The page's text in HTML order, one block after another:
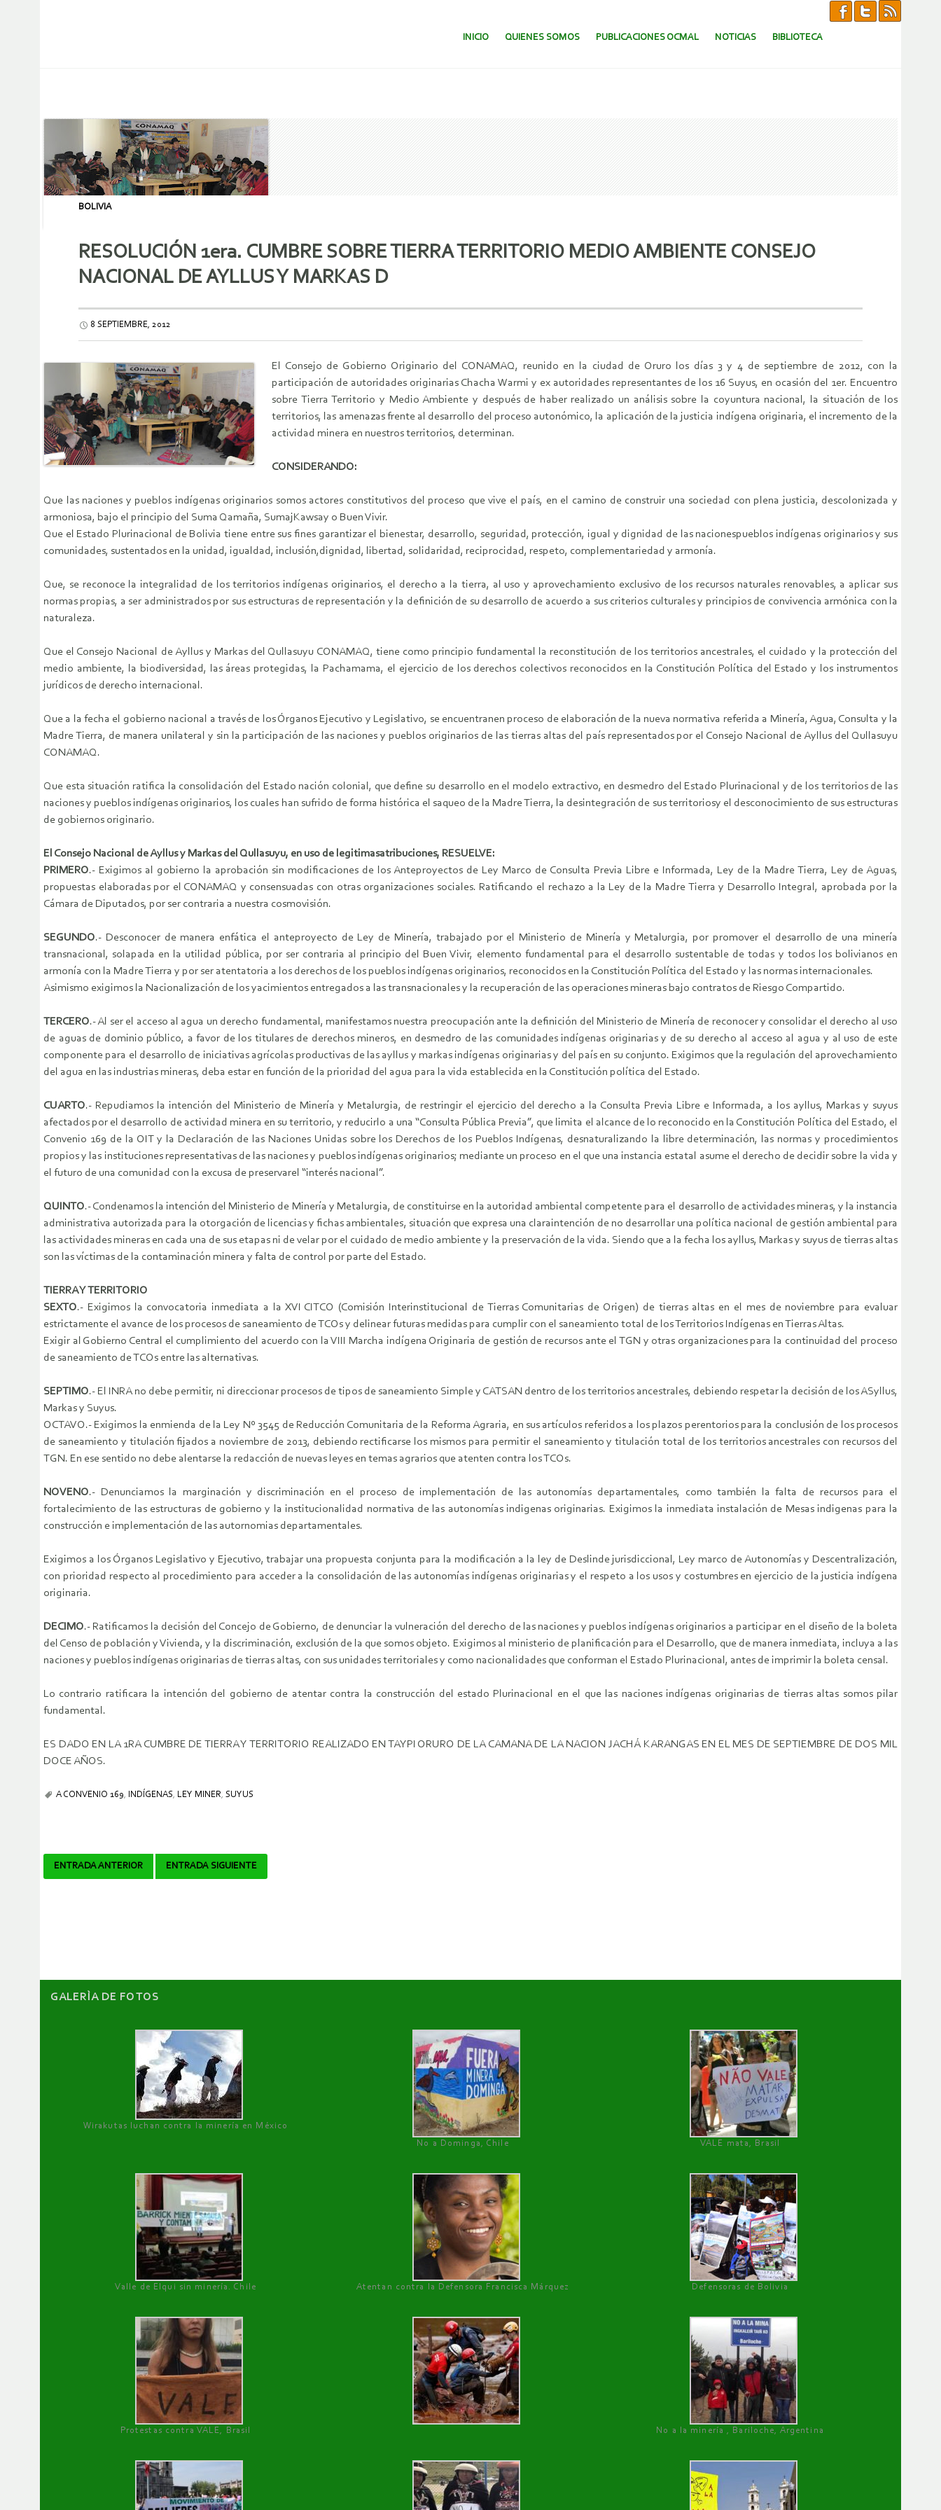
SALTAR AL CONTENIDO.
INICIO QUIENES SOMOS PUBLICACIONES OCMAL NOTICIAS BIBLIOTECA
BOLIVIA
RESOLUCIÓN 1era. CUMBRE SOBRE TIERRA TERRITORIO MEDIO AMBIENTE CONSEJO
NACIONAL DE AYLLUS Y MARKAS D
8 SEPTIEMBRE, 2012
El Consejo de Gobierno Originario del CONAMAQ, reunido en la ciudad de Oruro los días 3 y 4 de septiembre de 2012, con la
participación de autoridades originarias Chacha Warmi y ex autoridades representantes de los 16 Suyus, en ocasión del 1er. Encuentro
sobre Tierra Territorio y Medio Ambiente y después de haber realizado un análisis sobre la coyuntura nacional, la situación de los
territorios, las amenazas frente al desarrollo del proceso autonómico, la aplicación de la justicia indígena originaria, el incremento de la
actividad minera en nuestros territorios, determinan.
CONSIDERANDO:
Que las naciones y pueblos indígenas originarios somos actores constitutivos del proceso que vive el país, en el camino de construir una sociedad con plena justicia, descolonizada y
armoniosa, bajo el principio del Suma Qamaña, SumajKawsay o Buen Vivir.
Que el Estado Plurinacional de Bolivia tiene entre sus fines garantizar el bienestar, desarrollo, seguridad, protección, igual y dignidad de las nacionespueblos indígenas originarios y sus
comunidades, sustentados en la unidad, igualdad, inclusión,dignidad, libertad, solidaridad, reciprocidad, respeto, complementariedad y armonía.
Que, se reconoce la integralidad de los territorios indígenas originarios, el derecho a la tierra, al uso y aprovechamiento exclusivo de los recursos naturales renovables, a aplicar sus
normas propias, a ser administrados por sus estructuras de representación y la definición de su desarrollo de acuerdo a sus criterios culturales y principios de convivencia armónica con la
naturaleza.
Que el Consejo Nacional de Ayllus y Markas del Qullasuyu CONAMAQ, tiene como principio fundamental la reconstitución de los territorios ancestrales, el cuidado y la protección del
medio ambiente, la biodiversidad, las áreas protegidas, la Pachamama, el ejercicio de los derechos colectivos reconocidos en la Constitución Política del Estado y los instrumentos
jurídicos de derecho internacional.
Que a la fecha el gobierno nacional a través de los Órganos Ejecutivo y Legislativo, se encuentranen proceso de elaboración de la nueva normativa referida a Minería, Agua, Consulta y la
Madre Tierra, de manera unilateral y sin la participación de las naciones y pueblos originarios de las tierras altas del país representados por el Consejo Nacional de Ayllus del Qullasuyu
CONAMAQ.
Que esta situación ratifica la consolidación del Estado nación colonial, que define su desarrollo en el modelo extractivo, en desmedro del Estado Plurinacional y de los territorios de las
naciones y pueblos indígenas originarios, los cuales han sufrido de forma histórica el saqueo de la Madre Tierra, la desintegración de sus territoriosy el desconocimiento de sus estructuras
de gobiernos originario.
El Consejo Nacional de Ayllus y Markas del Qullasuyu, en uso de legitimasatribuciones, RESUELVE:
PRIMERO.- Exigimos al gobierno la aprobación sin modificaciones de los Anteproyectos de Ley Marco de Consulta Previa Libre e Informada, Ley de la Madre Tierra, Ley de Aguas,
propuestas elaboradas por el CONAMAQ y consensuadas con otras organizaciones sociales. Ratificando el rechazo a la Ley de la Madre Tierra y Desarrollo Integral, aprobada por la
Cámara de Diputados, por ser contraria a nuestra cosmovisión.
SEGUNDO.- Desconocer de manera enfática el anteproyecto de Ley de Minería, trabajado por el Ministerio de Minería y Metalurgia, por promover el desarrollo de una minería
transnacional, solapada en la utilidad pública, por ser contraria al principio del Buen Vivir, elemento fundamental para el desarrollo sustentable de todas y todos los bolivianos en
armonía con la Madre Tierra y por ser atentatoria a los derechos de los pueblos indígenas originarios, reconocidos en la Constitución Política del Estado y las normas internacionales.
Asimismo exigimos la Nacionalización de los yacimientos entregados a las transnacionales y la recuperación de las operaciones mineras bajo contratos de Riesgo Compartido.
TERCERO.- Al ser el acceso al agua un derecho fundamental, manifestamos nuestra preocupación ante la definición del Ministerio de Minería de reconocer y consolidar el derecho al uso
de aguas de dominio público, a favor de los titulares de derechos mineros, en desmedro de las comunidades indígenas originarias y de su derecho al acceso al agua y al uso de este
componente para el desarrollo de iniciativas agrícolas productivas de las ayllus y markas indígenas originarias y del país en su conjunto. Exigimos que la regulación del aprovechamiento
del agua en las industrias mineras, deba estar en función de la prioridad del agua para la vida establecida en la Constitución política del Estado.
CUARTO.- Repudiamos la intención del Ministerio de Minería y Metalurgia, de restringir el ejercicio del derecho a la Consulta Previa Libre e Informada, a los ayllus, Markas y suyus
afectados por el desarrollo de actividad minera en su territorio, y reducirlo a una “Consulta Pública Previa”, que limita el alcance de lo reconocido en la Constitución Política del Estado, el
Convenio 169 de la OIT y la Declaración de las Naciones Unidas sobre los Derechos de los Pueblos Indígenas, desnaturalizando la libre determinación, las normas y procedimientos
propios y las instituciones representativas de las naciones y pueblos indígenas originarios; mediante un proceso en el que una instancia estatal asume el derecho de decidir sobre la vida y
el futuro de una comunidad con la excusa de preservarel “interés nacional”.
QUINTO.- Condenamos la intención del Ministerio de Minería y Metalurgia, de constituirse en la autoridad ambiental competente para el desarrollo de actividades mineras, y la instancia
administrativa autorizada para la otorgación de licencias y fichas ambientales, situación que expresa una claraintención de no desarrollar una política nacional de gestión ambiental para
las actividades mineras en cada una de sus etapas ni de velar por el cuidado de medio ambiente y la preservación de la vida. Siendo que a la fecha los ayllus, Markas y suyus de tierras altas
son las víctimas de la contaminación minera y falta de control por parte del Estado.
TIERRA Y TERRITORIO
SEXTO.- Exigimos la convocatoria inmediata a la XVI CITCO (Comisión Interinstitucional de Tierras Comunitarias de Origen) de tierras altas en el mes de noviembre para evaluar
estrictamente el avance de los procesos de saneamiento de TCOs y delinear futuras medidas para cumplir con el saneamiento total de los Territorios Indígenas en Tierras Altas.
Exigir al Gobierno Central el cumplimiento del acuerdo con la VIII Marcha indígena Originaria de gestión de recursos ante el TGN y otras organizaciones para la continuidad del proceso
de saneamiento de TCOs entre las alternativas.
SEPTIMO.- El INRA no debe permitir, ni direccionar procesos de tipos de saneamiento Simple y CATSAN dentro de los territorios ancestrales, debiendo respetar la decisión de los ASyllus,
Markas y Suyus.
OCTAVO.- Exigimos la enmienda de la Ley Nº 3545 de Reducción Comunitaria de la Reforma Agraria, en sus artículos referidos a los plazos perentorios para la conclusión de los procesos
de saneamiento y titulación fijados a noviembre de 2013, debiendo rectificarse los mismos para permitir el saneamiento y titulación total de los territorios ancestrales con recursos del
TGN. En ese sentido no debe alentarse la redacción de nuevas leyes en temas agrarios que atenten contra los TCOs.
NOVENO.- Denunciamos la marginación y discriminación en el proceso de implementación de las autonomías departamentales, como también la falta de recursos para el
fortalecimiento de las estructuras de gobierno y la institucionalidad normativa de las autonomías indigenas originarias. Exigimos la inmediata instalación de Mesas indigenas para la
construcción e implementación de las autornomias departamentales.
Exigimos a los Órganos Legislativo y Ejecutivo, trabajar una propuesta conjunta para la modificación a la ley de Deslinde jurisdiccional, Ley marco de Autonomías y Descentralización,
con prioridad respecto al procedimiento para acceder a la consolidación de las autonomías indígenas originarias y el respeto a los usos y costumbres en ejercicio de la justicia indígena
originaria.
DECIMO.- Ratificamos la decisión del Concejo de Gobierno, de denunciar la vulneración del derecho de las naciones y pueblos indígenas originarios a participar en el diseño de la boleta
del Censo de población y Vivienda, y la discriminación, exclusión de la que somos objeto. Exigimos al ministerio de planificación para el Desarrollo, que de manera inmediata, incluya a las
naciones y pueblos indígenas originarias de tierras altas, con sus unidades territoriales y como nacionalidades que conforman el Estado Plurinacional, antes de imprimir la boleta censal.
Lo contrario ratificara la intención del gobierno de atentar contra la construcción del estado Plurinacional en el que las naciones indígenas originarias de tierras altas somos pilar
fundamental.
ES DADO EN LA 1RA CUMBRE DE TIERRA Y TERRITORIO REALIZADO EN TAYPI ORURO DE LA CAMANA DE LA NACION JACHÁ KARANGAS EN EL MES DE SEPTIEMBRE DE DOS MIL
DOCE AÑOS.
A CONVENIO 169, INDÍGENAS, LEY MINER, SUYUS
Navegador
ENTRADA ANTERIOR ENTRADA SIGUIENTE
GALERÌA DE FOTOS
Wirakutas luchan contra la minería en México
No a Dominga, Chile
VALE mata, Brasil
Valle de Elqui sin minería. Chile Atentan contra la Defensora Francisca Márquez Defensoras de Bolivia
Protestas contra VALE, Brasil No a la minería , Bariloche, Argentina